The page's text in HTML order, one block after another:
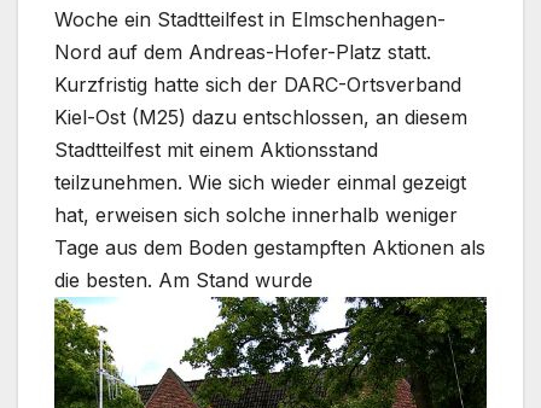
Woche ein Stadtteilfest in Elmschenhagen-
Nord auf dem Andreas-Hofer-Platz statt.
Kurzfristig hatte sich der DARC-Ortsverband
Kiel-Ost (M25) dazu entschlossen, an diesem
Stadtteilfest mit einem Aktionsstand
teilzunehmen. Wie sich wieder einmal gezeigt
hat, erweisen sich solche innerhalb weniger
Tage aus dem Boden gestampften Aktionen als
die besten. Am Stand wurde